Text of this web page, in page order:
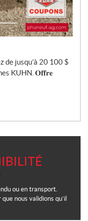
de jusqu’à 20 100 $
KUHN. 𝐎𝐟𝐟𝐫𝐞
ou en transport.
nous validions qu’il